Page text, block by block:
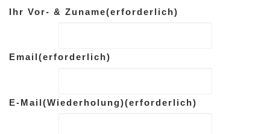
Ihr Vor- & Zuname(erforderlich)
Email(erforderlich)
E-Mail(Wiederholung)(erforderlich)